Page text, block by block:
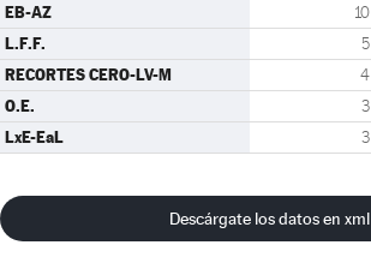
EB-AZ 10
L.F.F. 5
RECORTES CERO-LV-M 4
O.E. 3
LxE-EaL 3
Descárgate los datos en xml